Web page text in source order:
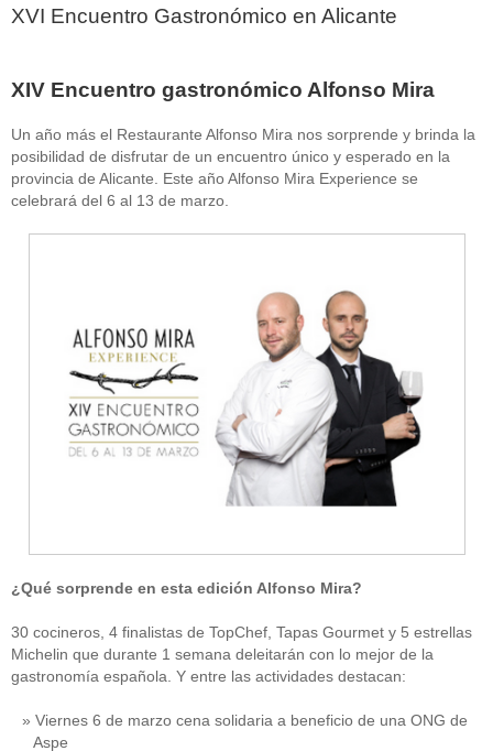
XVI Encuentro Gastronómico en Alicante
XIV Encuentro gastronómico Alfonso Mira
Un año más el Restaurante Alfonso Mira nos sorprende y brinda la
posibilidad de disfrutar de un encuentro único y esperado en la
provincia de Alicante. Este año Alfonso Mira Experience se
celebrará del 6 al 13 de marzo.
¿Qué sorprende en esta edición Alfonso Mira?
30 cocineros, 4 finalistas de TopChef, Tapas Gourmet y 5 estrellas
Michelin que durante 1 semana deleitarán con lo mejor de la
gastronomía española. Y entre las actividades destacan:
Viernes 6 de marzo cena solidaria a beneficio de una ONG de
Aspe